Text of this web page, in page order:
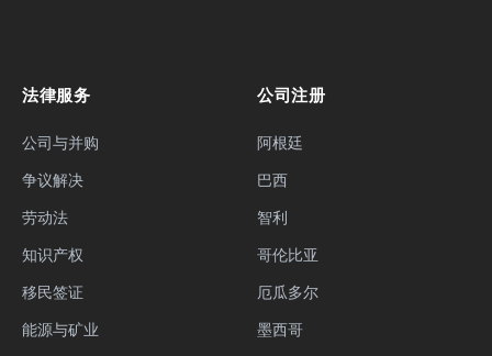
法律服务
公司与并购
争议解决
劳动法
知识产权
移民签证
能源与矿业
公司注册
阿根廷
巴西
智利
哥伦比亚
厄瓜多尔
墨西哥